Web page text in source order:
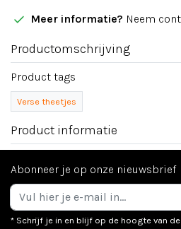
Meer informatie? Neem
Productomschrijving
Product tags
Verse theetjes
Product informatie
Abonneer je op onze nieuwsbrief
* Schrijf je in en blijf op de hoogte van